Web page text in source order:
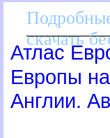
скачать
Атлас
Европы
Англии.